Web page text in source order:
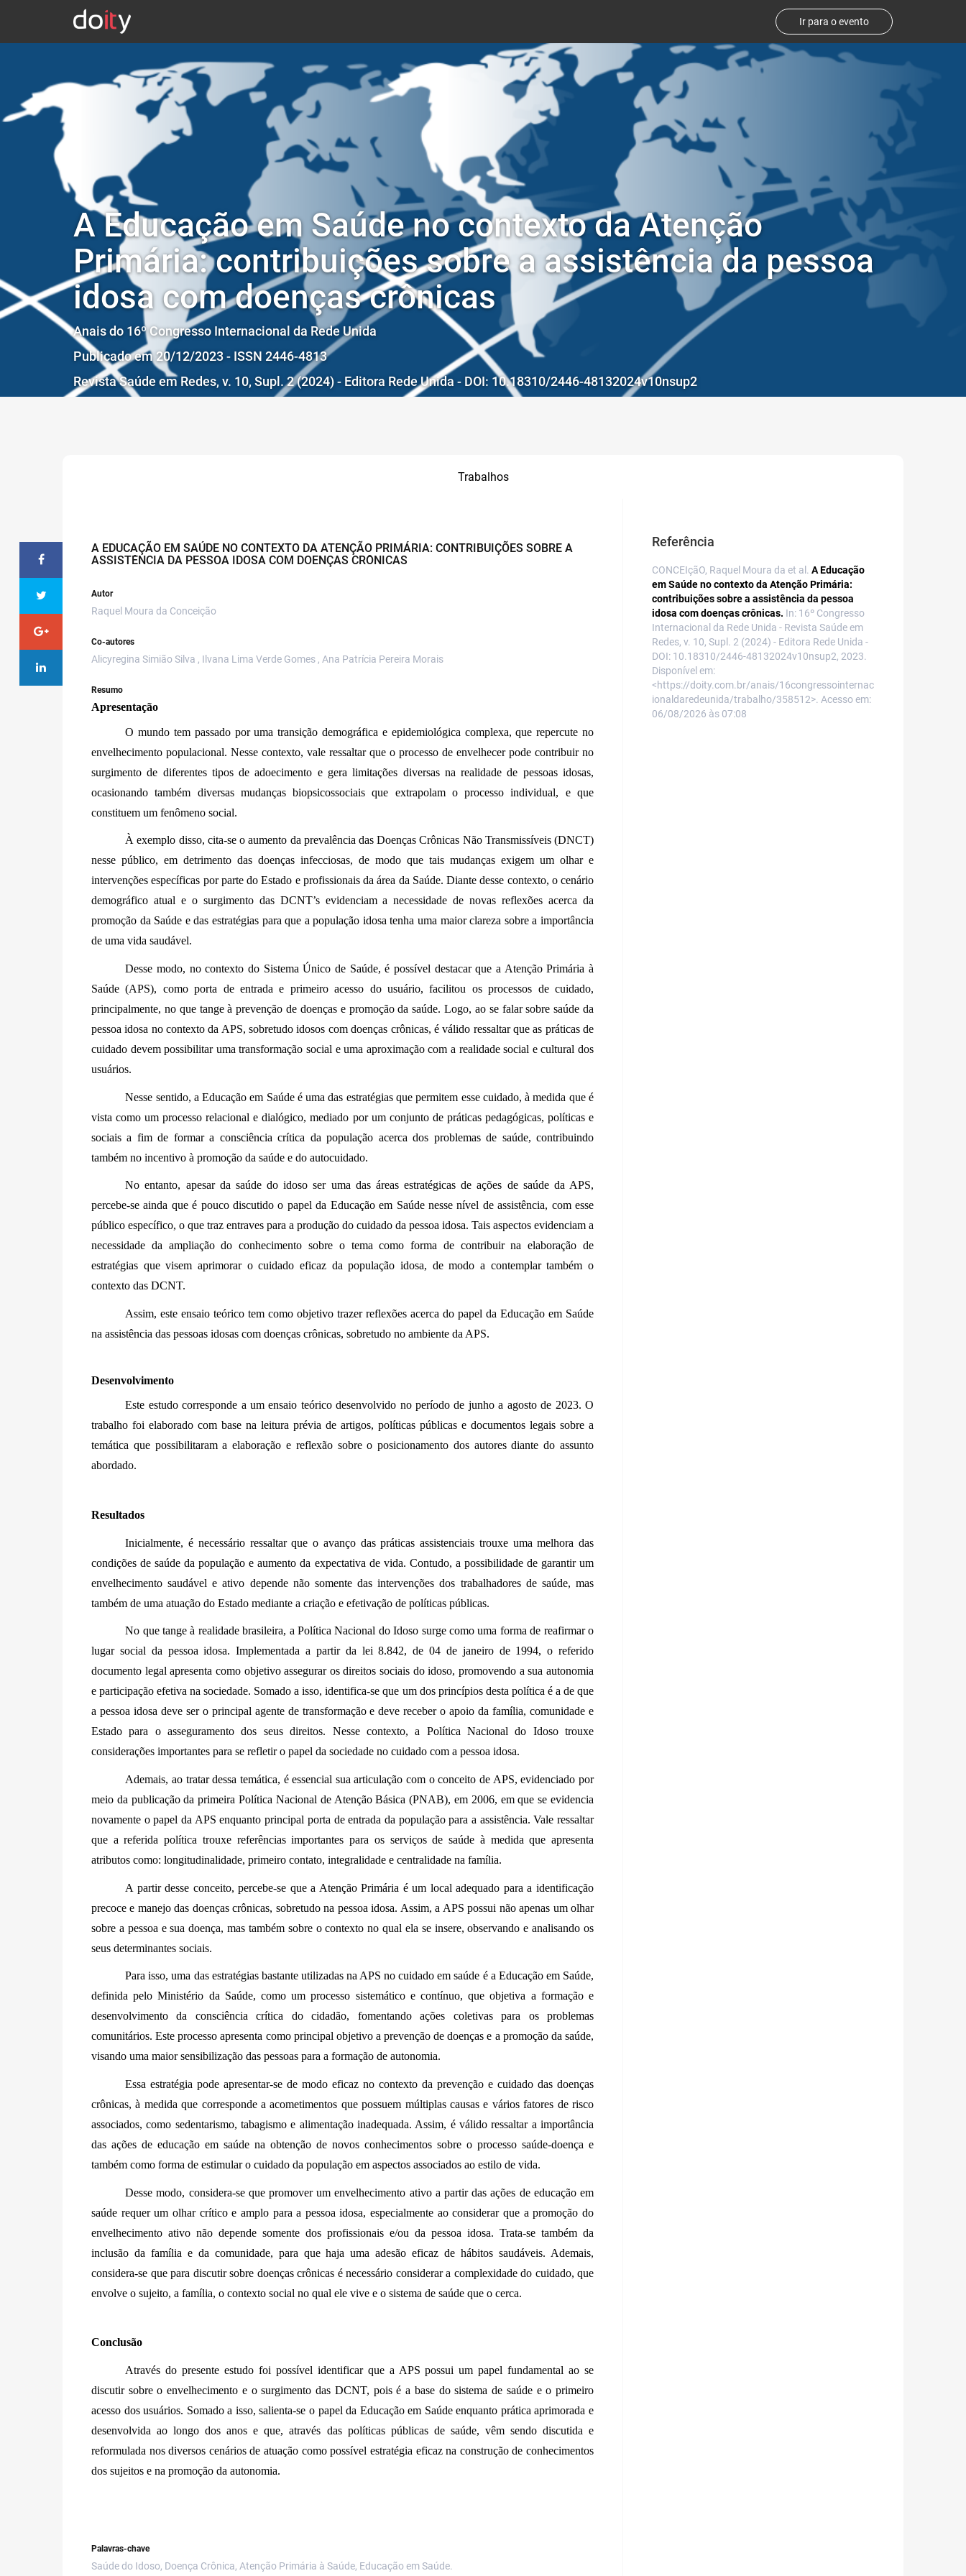
Ir para o evento
A Educação em Saúde no contexto da Atenção
Primária: contribuições sobre a assistência da pessoa
idosa com doenças crônicas
Anais do 16º Congresso Internacional da Rede Unida
Publicado em 20/12/2023 - ISSN 2446-4813
Revista Saúde em Redes, v. 10, Supl. 2 (2024) - Editora Rede Unida - DOI: 10.18310/2446-48132024v10nsup2
Trabalhos
A EDUCAÇÃO EM SAÚDE NO CONTEXTO DA ATENÇÃO PRIMÁRIA: CONTRIBUIÇÕES SOBRE A
ASSISTÊNCIA DA PESSOA IDOSA COM DOENÇAS CRÔNICAS
Autor
Raquel Moura da Conceição
Co-autores
Alicyregina Simião Silva , Ilvana Lima Verde Gomes , Ana Patrícia Pereira Morais
Resumo
Apresentação
O mundo tem passado por uma transição demográfica e epidemiológica complexa, que repercute no
envelhecimento populacional. Nesse contexto, vale ressaltar que o processo de envelhecer pode contribuir no
surgimento de diferentes tipos de adoecimento e gera limitações diversas na realidade de pessoas idosas,
ocasionando também diversas mudanças biopsicossociais que extrapolam o processo individual, e que
constituem um fenômeno social.
À exemplo disso, cita-se o aumento da prevalência das Doenças Crônicas Não Transmissíveis (DNCT)
nesse público, em detrimento das doenças infecciosas, de modo que tais mudanças exigem um olhar e
intervenções específicas por parte do Estado e profissionais da área da Saúde. Diante desse contexto, o cenário
demográfico atual e o surgimento das DCNT’s evidenciam a necessidade de novas reflexões acerca da
promoção da Saúde e das estratégias para que a população idosa tenha uma maior clareza sobre a importância
de uma vida saudável.
Desse modo, no contexto do Sistema Único de Saúde, é possível destacar que a Atenção Primária à
Saúde (APS), como porta de entrada e primeiro acesso do usuário, facilitou os processos de cuidado,
principalmente, no que tange à prevenção de doenças e promoção da saúde. Logo, ao se falar sobre saúde da
pessoa idosa no contexto da APS, sobretudo idosos com doenças crônicas, é válido ressaltar que as práticas de
cuidado devem possibilitar uma transformação social e uma aproximação com a realidade social e cultural dos
usuários.
Nesse sentido, a Educação em Saúde é uma das estratégias que permitem esse cuidado, à medida que é
vista como um processo relacional e dialógico, mediado por um conjunto de práticas pedagógicas, políticas e
sociais a fim de formar a consciência crítica da população acerca dos problemas de saúde, contribuindo
também no incentivo à promoção da saúde e do autocuidado.
No entanto, apesar da saúde do idoso ser uma das áreas estratégicas de ações de saúde da APS,
percebe-se ainda que é pouco discutido o papel da Educação em Saúde nesse nível de assistência, com esse
público específico, o que traz entraves para a produção do cuidado da pessoa idosa. Tais aspectos evidenciam a
necessidade da ampliação do conhecimento sobre o tema como forma de contribuir na elaboração de
estratégias que visem aprimorar o cuidado eficaz da população idosa, de modo a contemplar também o
contexto das DCNT.
Assim, este ensaio teórico tem como objetivo trazer reflexões acerca do papel da Educação em Saúde
na assistência das pessoas idosas com doenças crônicas, sobretudo no ambiente da APS.
Desenvolvimento
Este estudo corresponde a um ensaio teórico desenvolvido no período de junho a agosto de 2023. O
trabalho foi elaborado com base na leitura prévia de artigos, políticas públicas e documentos legais sobre a
temática que possibilitaram a elaboração e reflexão sobre o posicionamento dos autores diante do assunto
abordado.
Resultados
Inicialmente, é necessário ressaltar que o avanço das práticas assistenciais trouxe uma melhora das
condições de saúde da população e aumento da expectativa de vida. Contudo, a possibilidade de garantir um
envelhecimento saudável e ativo depende não somente das intervenções dos trabalhadores de saúde, mas
também de uma atuação do Estado mediante a criação e efetivação de políticas públicas.
No que tange à realidade brasileira, a Política Nacional do Idoso surge como uma forma de reafirmar o
lugar social da pessoa idosa. Implementada a partir da lei 8.842, de 04 de janeiro de 1994, o referido
documento legal apresenta como objetivo assegurar os direitos sociais do idoso, promovendo a sua autonomia
e participação efetiva na sociedade. Somado a isso, identifica-se que um dos princípios desta política é a de que
a pessoa idosa deve ser o principal agente de transformação e deve receber o apoio da família, comunidade e
Estado para o asseguramento dos seus direitos. Nesse contexto, a Política Nacional do Idoso trouxe
considerações importantes para se refletir o papel da sociedade no cuidado com a pessoa idosa.
Ademais, ao tratar dessa temática, é essencial sua articulação com o conceito de APS, evidenciado por
meio da publicação da primeira Política Nacional de Atenção Básica (PNAB), em 2006, em que se evidencia
novamente o papel da APS enquanto principal porta de entrada da população para a assistência. Vale ressaltar
que a referida política trouxe referências importantes para os serviços de saúde à medida que apresenta
atributos como: longitudinalidade, primeiro contato, integralidade e centralidade na família.
A partir desse conceito, percebe-se que a Atenção Primária é um local adequado para a identificação
precoce e manejo das doenças crônicas, sobretudo na pessoa idosa. Assim, a APS possui não apenas um olhar
sobre a pessoa e sua doença, mas também sobre o contexto no qual ela se insere, observando e analisando os
seus determinantes sociais.
Para isso, uma das estratégias bastante utilizadas na APS no cuidado em saúde é a Educação em Saúde,
definida pelo Ministério da Saúde, como um processo sistemático e contínuo, que objetiva a formação e
desenvolvimento da consciência crítica do cidadão, fomentando ações coletivas para os problemas
comunitários. Este processo apresenta como principal objetivo a prevenção de doenças e a promoção da saúde,
visando uma maior sensibilização das pessoas para a formação de autonomia.
Essa estratégia pode apresentar-se de modo eficaz no contexto da prevenção e cuidado das doenças
crônicas, à medida que corresponde a acometimentos que possuem múltiplas causas e vários fatores de risco
associados, como sedentarismo, tabagismo e alimentação inadequada. Assim, é válido ressaltar a importância
das ações de educação em saúde na obtenção de novos conhecimentos sobre o processo saúde-doença e
também como forma de estimular o cuidado da população em aspectos associados ao estilo de vida.
Desse modo, considera-se que promover um envelhecimento ativo a partir das ações de educação em
saúde requer um olhar crítico e amplo para a pessoa idosa, especialmente ao considerar que a promoção do
envelhecimento ativo não depende somente dos profissionais e/ou da pessoa idosa. Trata-se também da
inclusão da família e da comunidade, para que haja uma adesão eficaz de hábitos saudáveis. Ademais,
considera-se que para discutir sobre doenças crônicas é necessário considerar a complexidade do cuidado, que
envolve o sujeito, a família, o contexto social no qual ele vive e o sistema de saúde que o cerca.
Conclusão
Através do presente estudo foi possível identificar que a APS possui um papel fundamental ao se
discutir sobre o envelhecimento e o surgimento das DCNT, pois é a base do sistema de saúde e o primeiro
acesso dos usuários. Somado a isso, salienta-se o papel da Educação em Saúde enquanto prática aprimorada e
desenvolvida ao longo dos anos e que, através das políticas públicas de saúde, vêm sendo discutida e
reformulada nos diversos cenários de atuação como possível estratégia eficaz na construção de conhecimentos
dos sujeitos e na promoção da autonomia.
Palavras-chave
Saúde do Idoso, Doença Crônica, Atenção Primária à Saúde, Educação em Saúde.
Referência
CONCEIçãO, Raquel Moura da et al. A Educação
em Saúde no contexto da Atenção Primária:
contribuições sobre a assistência da pessoa
idosa com doenças crônicas. In: 16º Congresso
Internacional da Rede Unida - Revista Saúde em
Redes, v. 10, Supl. 2 (2024) - Editora Rede Unida -
DOI: 10.18310/2446-48132024v10nsup2, 2023.
Disponível em:
<https://doity.com.br/anais/16congressointernac
ionaldaredeunida/trabalho/358512>. Acesso em:
06/08/2026 às 07:08